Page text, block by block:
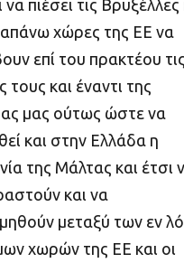
να πιέσει τις Βρυξέλλες
χώρες της ΕΕ να
επί του πρακτέου τις
τους και έναντι της
μας ούτως ώστε να
και στην Ελλάδα η
της Μάλτας και έτσι
και να
μεταξύ των εν
χωρών της ΕΕ και οι